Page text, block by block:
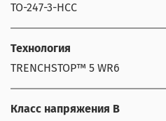
TO-247-3-HCC
Технология
TRENCHSTOP™ 5 WR6
Класс напряжения В